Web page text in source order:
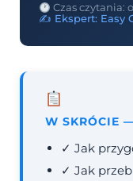
Czas czytania:
✍️ Ekspert: Easy
W SKRÓCIE
✓ Jak
✓ Jak